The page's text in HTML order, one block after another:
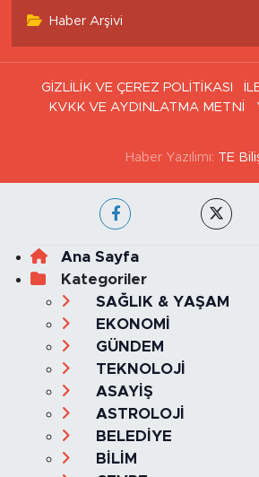
Haber Arşivi
GİZLİLİK VE ÇEREZ POLİTİKASI
KVKK VE AYDINLATMA METNİ
Haber Yazılımı: TE
Ana Sayfa
Kategoriler
SAĞLIK & YAŞAM
EKONOMİ
GÜNDEM
TEKNOLOJİ
ASAYİŞ
ASTROLOJİ
BELEDİYE
BİLİM